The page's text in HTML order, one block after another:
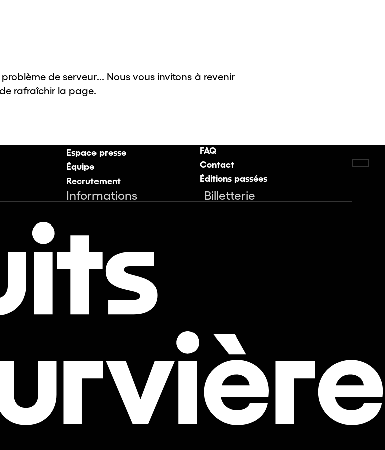
de serveur... Nous vous invitons à revenir
rafraîchir la page.
Espace presse
Équipe
Recrutement
FAQ
Contact
Éditions passées
Informations Billetterie